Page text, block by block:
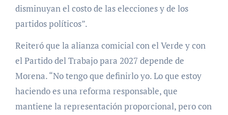
disminuyan el costo de las elecciones y de los
partidos políticos”.
Reiteró que la alianza comicial con el Verde y con
el Partido del Trabajo para 2027 depende de
Morena. “No tengo que definirlo yo. Lo que estoy
haciendo es una reforma responsable, que
mantiene la representación proporcional, pero con